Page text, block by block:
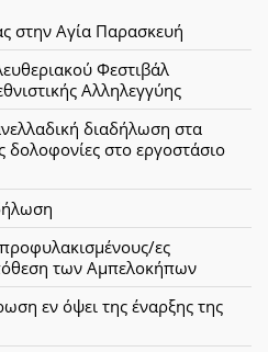
στην Αγία Παρασκευή
Φεστιβάλ
Αλληλεγγύης
διαδήλωση στα
δολοφονίες στο εργοστάσιο
ες
των Αμπελοκήπων
εν όψει της έναρξης της